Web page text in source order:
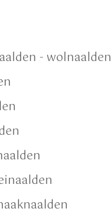
- wolnaalden